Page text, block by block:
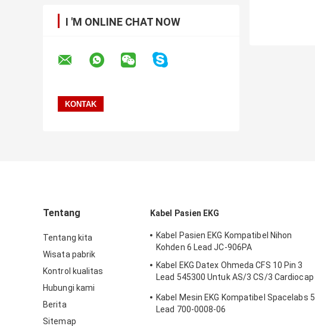
I 'M ONLINE CHAT NOW
Tentang
Tentang kita
Wisata pabrik
Kontrol kualitas
Hubungi kami
Berita
Sitemap
Kabel Pasien EKG
Kabel Pasien EKG Kompatibel Nihon
Kohden 6 Lead JC-906PA
Kabel EKG Datex Ohmeda CFS 10 Pin 3
Lead 545300 Untuk AS/3 CS/3 Cardiocap
Kabel Mesin EKG Kompatibel Spacelabs 5
Lead 700-0008-06